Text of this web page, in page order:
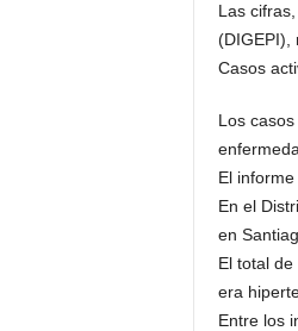
Las
(DIGEPI),
Casos
Los
El
En el
en
El total
era
Entre los